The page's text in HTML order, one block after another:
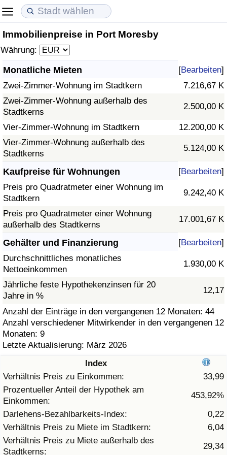
Immobilienpreise in Port Moresby
Währung:
Monatliche Mieten [Bearbeiten]
Zwei-Zimmer-Wohnung im Stadtkern
7.216,67 K
Zwei-Zimmer-Wohnung außerhalb des
Stadtkerns
2.500,00 K
Vier-Zimmer-Wohnung im Stadtkern
12.200,00 K
Vier-Zimmer-Wohnung außerhalb des
Stadtkerns
5.124,00 K
Kaufpreise für Wohnungen [Bearbeiten]
Preis pro Quadratmeter einer Wohnung im
Stadtkern
9.242,40 K
Preis pro Quadratmeter einer Wohnung
außerhalb des Stadtkerns
17.001,67 K
Gehälter und Finanzierung [Bearbeiten]
Durchschnittliches monatliches
Nettoeinkommen
1.930,00 K
Jährliche feste Hypothekenzinsen für 20
Jahre in %
12,17
Anzahl der Einträge in den vergangenen 12 Monaten: 44
Anzahl verschiedener Mitwirkender in den vergangenen 12
Monaten: 9
Letzte Aktualisierung: März 2026
Index
Verhältnis Preis zu Einkommen:
33,99
Prozentueller Anteil der Hypothek am
Einkommen:
453,92%
Darlehens-Bezahlbarkeits-Index:
0,22
Verhältnis Preis zu Miete im Stadtkern:
6,04
Verhältnis Preis zu Miete außerhalb des
Stadtkerns:
29,34
Lebenshaltungskosten
Lebenshaltungskosten-Index (aktuell)
Lebenshaltungskosten-Index
Lebenshaltungskosten-Index nach Land
in Akaba
Immobilienpreise
Immobilienpreis-Index (aktuell)
Immobilienpreis-Index
Immobilienpreis-Index nach Land
Lebensqualität
Lebensqualität-Index
Lebensqualität-Index (aktuell)
Lebensqualitätsindex nach Land
Kriminalität
Kriminalitäts-Index (aktuell)
Kriminalitäts-Index
Kriminalitätsindex nach Land
Gesundheitsversorgung
Gesundheitsversorgungs-Index (aktuell)
Gesundheitsversorgungs-Index
Gesundheitsversorgungs-Index nach Land
Umweltverschmutzung
Umweltverschmutzungs-Index (aktuell)
Verschmutzungsindex
Umweltverschmutzungs-Index nach Land
Verkehr